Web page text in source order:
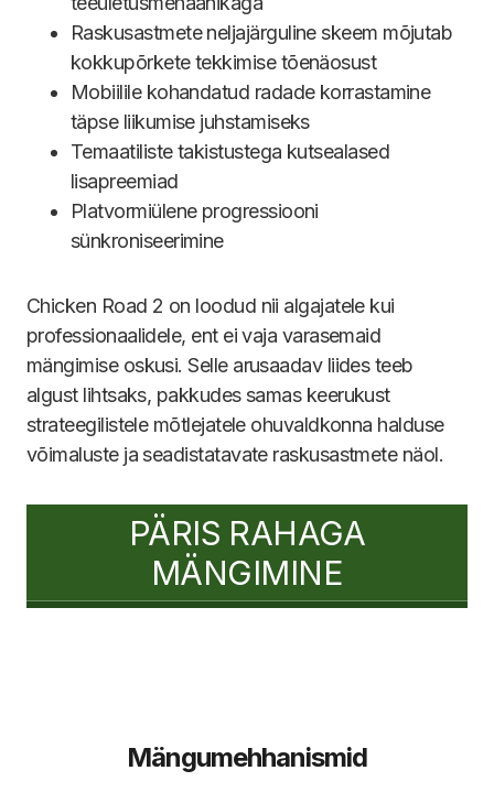
Raskusastmete neljajärguline skeem mõjutab
kokkupõrkete tekkimise tõenäosust
Mobiilile kohandatud radade korrastamine
täpse liikumise juhstamiseks
Temaatiliste takistustega kutsealased
lisapreemiad
Platvormiülene progressiooni
sünkroniseerimine
Chicken Road 2 on loodud nii algajatele kui
professionaalidele, ent ei vaja varasemaid
mängimise oskusi. Selle arusaadav liides teeb
algust lihtsaks, pakkudes samas keerukust
strateegilistele mõtlejatele ohuvaldkonna halduse
võimaluste ja seadistatavate raskusastmete näol.
PÄRIS RAHAGA
MÄNGIMINE
Mängumehhanismid